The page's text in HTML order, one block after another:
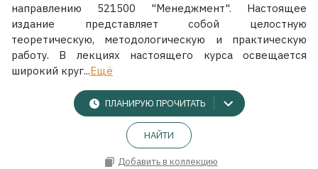
направлению 521500 "Менеджмент". Настоящее
издание представляет собой целостную
теоретическую, методологическую и практическую
работу. В лекциях настоящего курса освещается
широкий круг...Ещё
ПЛАНИРУЮ ПРОЧИТАТЬ
НАЙТИ
Добавить в коллекцию